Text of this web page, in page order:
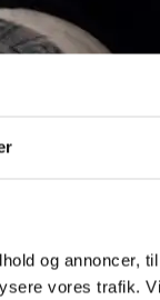
og annoncer,
vores trafik.